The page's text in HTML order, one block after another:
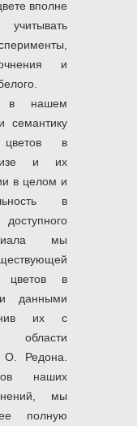
вполне
и
в нашем
семантику
в
и их
в целом и
в
мы
цветов в
данными
их с
О. Редона.
наших
мы
полную